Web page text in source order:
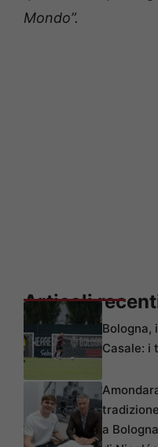
Mondo”.
Articoli
Bologna,
Casale: i
a